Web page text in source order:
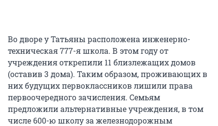
Во дворе у Татьяны расположена инженерно-
техническая 777-я школа. В этом году от
учреждения открепили 11 близлежащих домов
(оставив 3 дома). Таким образом, проживающих в
них будущих первоклассников лишили права
первоочередного зачисления. Семьям
предложили альтернативные учреждения, в том
числе 600-ю школу за железнодорожным